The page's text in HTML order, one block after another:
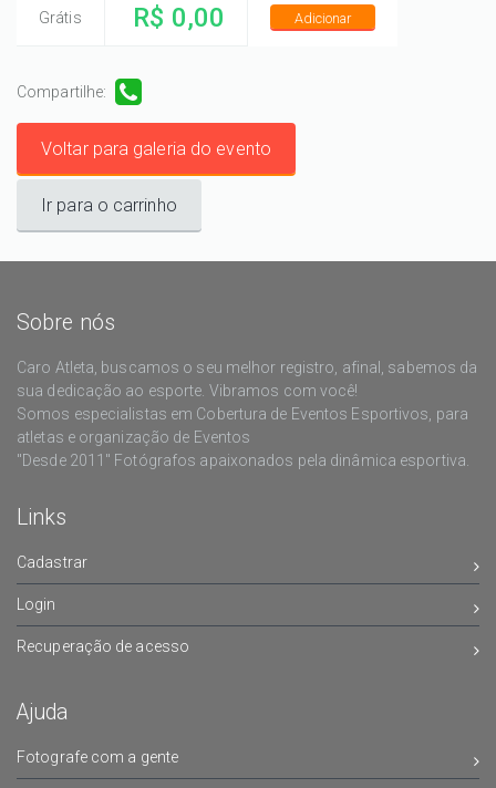
Grátis R$ 0,00 Adicionar
Compartilhe:
Voltar para galeria do evento
Ir para o carrinho
Sobre nós
Caro Atleta, buscamos o seu melhor registro, afinal, sabemos da
sua dedicação ao esporte. Vibramos com você!
Somos especialistas em Cobertura de Eventos Esportivos, para
atletas e organização de Eventos
"Desde 2011" Fotógrafos apaixonados pela dinâmica esportiva.
Links
Cadastrar
Login
Recuperação de acesso
Ajuda
Fotografe com a gente